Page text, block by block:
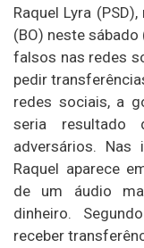
Raquel Lyra
(BO) neste
falsos nas redes
pedir
redes sociais, a
seria resultado
adversários. Nas
Raquel aparece
de um áudio
dinheiro.
receber